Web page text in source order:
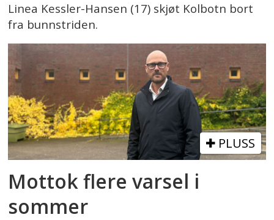
Linea Kessler-Hansen (17) skjøt Kolbotn bort
fra bunnstriden.
PLUSS
Mottok flere varsel i
sommer